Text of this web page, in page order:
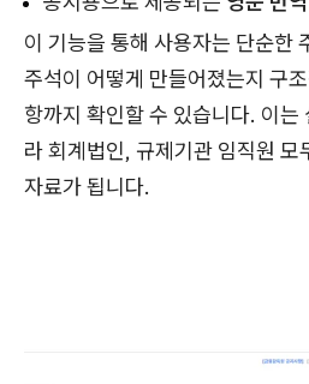
이 기능을 통해 사용자는 단순한
주석이 어떻게 만들어졌는지 구
항까지 확인할 수 있습니다. 이는
라 회계법인, 규제기관 임직원 모
자료가 됩니다.